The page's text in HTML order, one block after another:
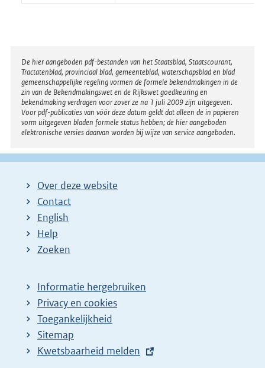
Disclaimer
De hier aangeboden pdf-bestanden van het Staatsblad, Staatscourant,
Tractatenblad, provinciaal blad, gemeenteblad, waterschapsblad en blad
gemeenschappelijke regeling vormen de formele bekendmakingen in de
zin van de Bekendmakingswet en de Rijkswet goedkeuring en
bekendmaking verdragen voor zover ze na 1 juli 2009 zijn uitgegeven.
Voor pdf-publicaties van vóór deze datum geldt dat alleen de in papieren
vorm uitgegeven bladen formele status hebben; de hier aangeboden
elektronische versies daarvan worden bij wijze van service aangeboden.
Over deze website
Contact
English
Help
Zoeken
Informatie hergebruiken
Privacy en cookies
Toegankelijkheid
Sitemap
E
Kwetsbaarheid melden